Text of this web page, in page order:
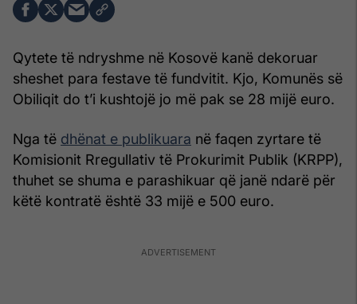
Qytete të ndryshme në Kosovë kanë dekoruar
sheshet para festave të fundvitit. Kjo, Komunës së
Obiliqit do t’i kushtojë jo më pak se 28 mijë euro.
Nga të dhënat e publikuara në faqen zyrtare të
Komisionit Rregullativ të Prokurimit Publik (KRPP),
thuhet se shuma e parashikuar që janë ndarë për
këtë kontratë është 33 mijë e 500 euro.